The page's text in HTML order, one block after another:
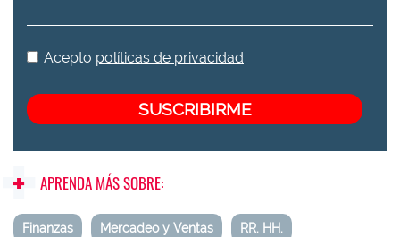
Acepto políticas de privacidad
APRENDA MÁS SOBRE:
Finanzas Mercadeo y Ventas RR. HH.